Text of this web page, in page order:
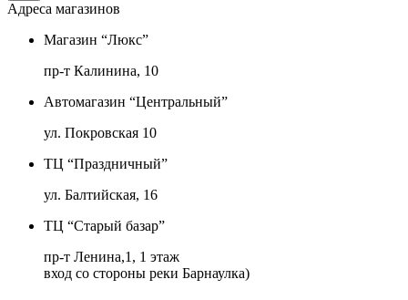
Адреса магазинов
Магазин “Люкс”
пр-т Калинина, 10
Автомагазин “Центральный”
ул. Покровская 10
ТЦ “Праздничный”
ул. Балтийская, 16
ТЦ “Старый базар”
пр-т Ленина,1, 1 этаж
вход со стороны реки Барнаулка)